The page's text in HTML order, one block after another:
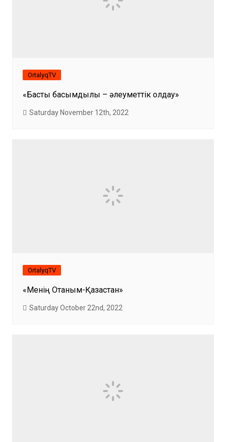
OrtalyqTV
«Басты басымдылық – әлеуметтік қолдау»
Saturday November 12th, 2022
OrtalyqTV
«Менің Отаным-Қазақстан»
Saturday October 22nd, 2022